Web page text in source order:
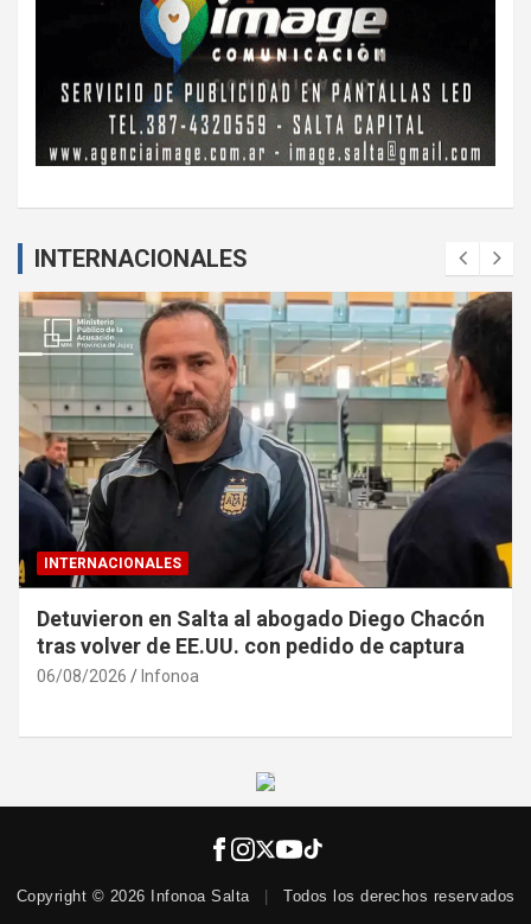
INTERNACIONALES
INTERNACIONALES
Detuvieron en Salta al abogado Diego Chacón
tras volver de EE.UU. con pedido de captura
06/08/2026 Infonoa
Copyright © 2026 Infonoa Salta Todos los derechos reservados